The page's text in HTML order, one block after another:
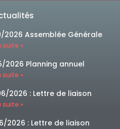
2026 Assemblée Générale
suite »
2026 Planning annuel
suite »
2026 : Lettre de liaison
suite »
2026 : Lettre de liaison